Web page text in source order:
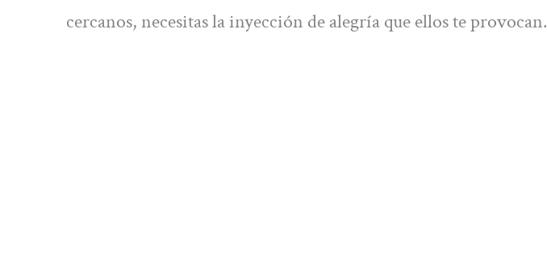
cercanos, necesitas la inyección de alegría que ellos te provocan.